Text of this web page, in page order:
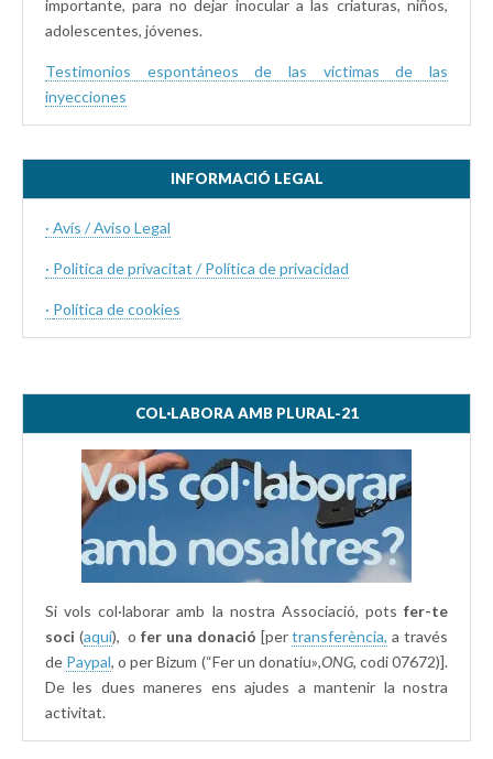
importante, para no dejar inocular a las criaturas, niños,
adolescentes, jóvenes.
Testimonios espontáneos de las víctimas de las
inyecciones
INFORMACIÓ LEGAL
· Avís / Aviso Legal
· Politica de privacitat / Política de privacidad
· Política de cookies
COL·LABORA AMB PLURAL-21
Si vols col·laborar amb la nostra Associació, pots fer-te
soci (aquí), ofer una donació [pertransferència, a través
de Paypal, o per Bizum (“Fer un donatiu»,ONG, codi 07672)].
De les dues maneres ens ajudes a mantenir la nostra
activitat.